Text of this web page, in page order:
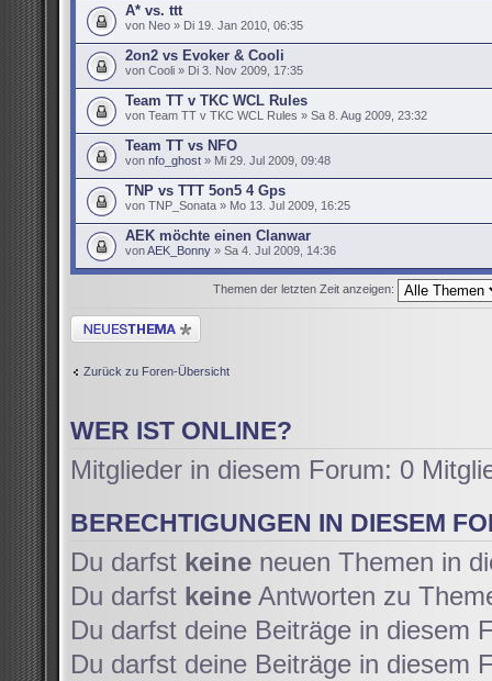
A* vs. ttt
von Neo » Di 19. Jan 2010, 06:35
2on2 vs Evoker & Cooli
von Cooli » Di 3. Nov 2009, 17:35
Team TT v TKC WCL Rules
von Team TT v TKC WCL Rules » Sa 8. Aug 2009, 23:32
Team TT vs NFO
von nfo_ghost » Mi 29. Jul 2009, 09:48
TNP vs TTT 5on5 4 Gps
von TNP_Sonata » Mo 13. Jul 2009, 16:25
AEK möchte einen Clanwar
vonAEK_Bonny » Sa 4. Jul 2009, 14:36
Themen der letzten Zeit anzeigen:
Neues Thema erstellen
Zurück zu Foren-Übersicht
WER IST ONLINE?
Mitglieder in diesem Forum: 0
BERECHTIGUNGEN IN DIESEM
Du darfst keine neuen Themen in
Du darfst keine Antworten zu
Du darfst deine Beiträge in diesem
Du darfst deine Beiträge in diesem